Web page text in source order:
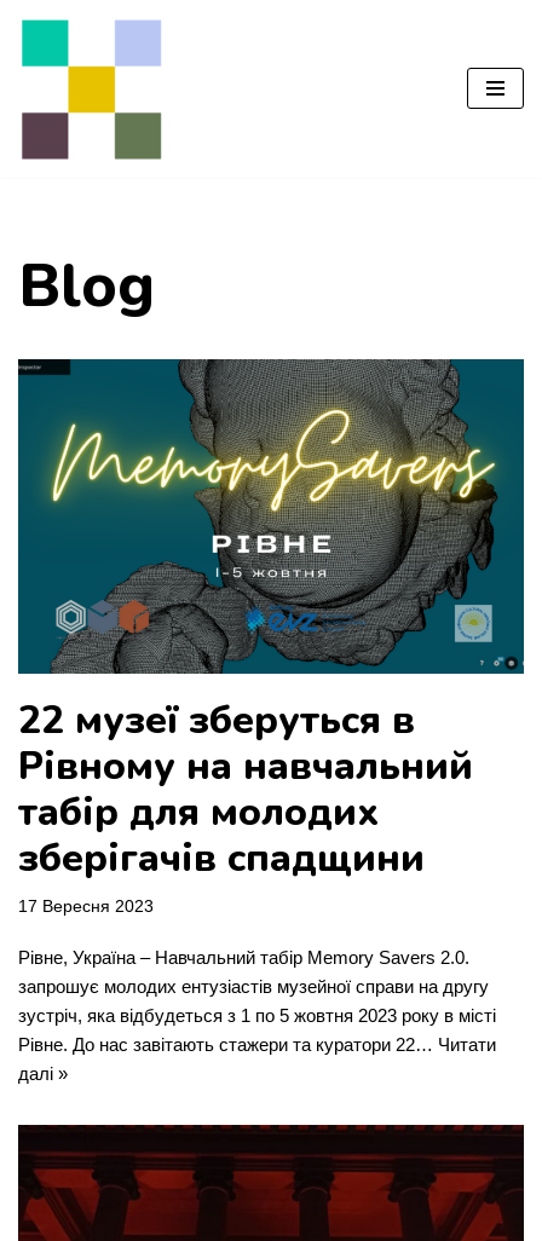
Перейти
Blog
22 музеї зберуться в
Рівному на навчальний
табір для молодих
зберігачів спадщини
17 Вересня 2023
Рівне, Україна – Навчальний табір Memory Savers 2.0.
запрошує молодих ентузіастів музейної справи на другу
зустріч, яка відбудеться з 1 по 5 жовтня 2023 року в місті
Рівне. До нас завітають стажери та куратори 22… Читати
далі »